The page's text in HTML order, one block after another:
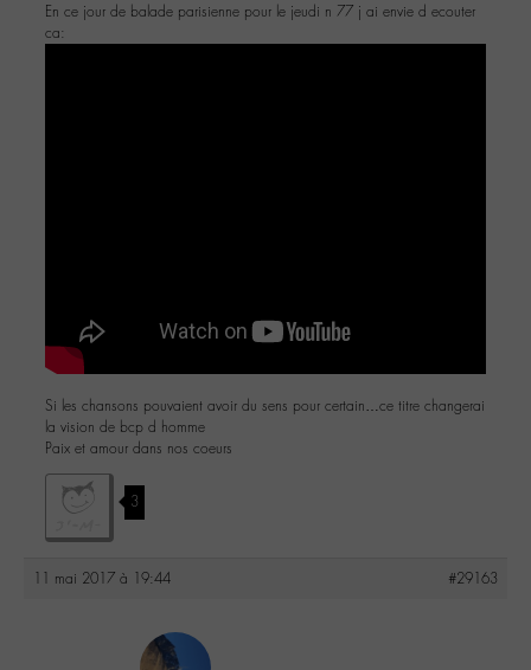
En ce jour de balade parisienne pour le jeudi n 77 j ai envie d ecouter
ca:
Si les chansons pouvaient avoir du sens pour certain…ce titre changerai
la vision de bcp d homme
Paix et amour dans nos coeurs
3
11 mai 2017 à 19:44 #29163